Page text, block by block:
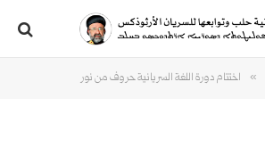
» اختتام دورة اللغة السريانية حروف من نور